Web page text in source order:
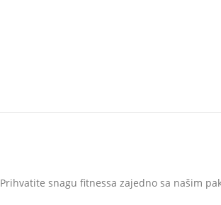
Prihvatite snagu fitnessa zajedno sa našim